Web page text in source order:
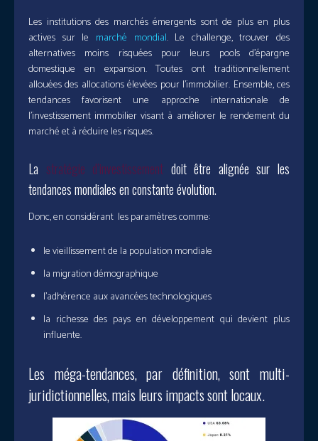
Les institutions des marchés émergents sont de plus en plus
actives sur le marché mondial. Le challenge, trouver des
alternatives moins risquées pour leurs pools d’épargne
domestique en expansion. Toutes ont traditionnellement
allouées des allocations élevées pour l’immobilier. Ensemble, ces
tendances favorisent une approche internationale de
l’investissement immobilier visant à améliorer le rendement du
marché et à réduire les risques.
La stratégie d’investissement doit être alignée sur les
tendances mondiales en constante évolution.
Donc, en considérant les paramètres comme:
le vieillissement de la population mondiale
la migration démographique
l’adhérence aux avancées technologiques
la richesse des pays en développement qui devient plus
influente.
Les méga-tendances, par définition, sont multi-
juridictionnelles, mais leurs impacts sont locaux.